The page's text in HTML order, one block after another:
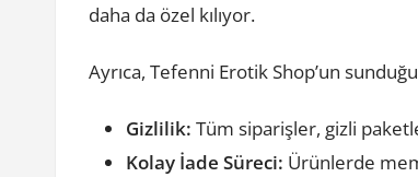
daha da özel kılıyor.
Ayrıca, Tefenni Erotik Shop’un
Gizlilik: Tüm siparişler, gizli
Kolay İade Süreci: Ürünlerde